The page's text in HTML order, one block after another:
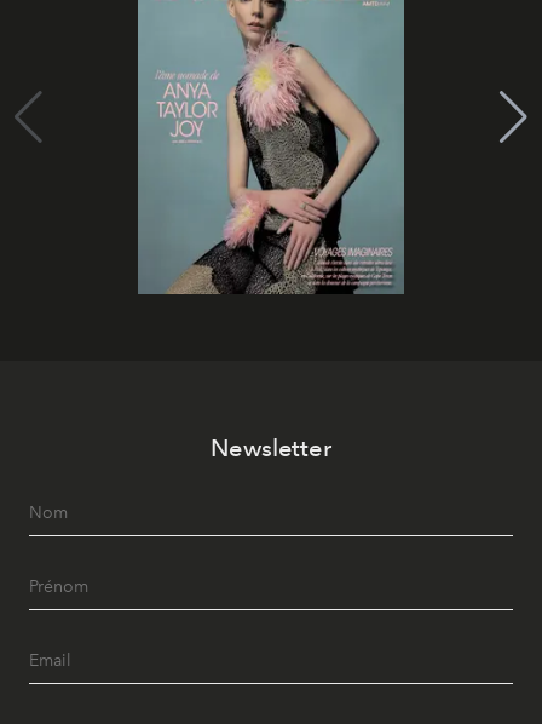
Newsletter